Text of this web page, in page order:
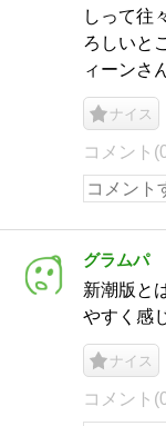
しって往
ろしいと
ィーンさ
ナイス
コメント
グラムパ
新潮版と
やすく感
ナイス
コメント